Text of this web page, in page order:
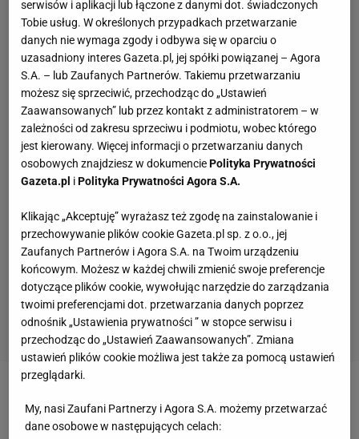
do Wisły Kraków. "Robiłbyś dżem z przeciwników"
serwisów i aplikacji lub łączone z danymi dot. świadczonych
Tobie usług. W określonych przypadkach przetwarzanie
danych nie wymaga zgody i odbywa się w oparciu o
uzasadniony interes Gazeta.pl, jej spółki powiązanej – Agora
S.A. – lub Zaufanych Partnerów. Takiemu przetwarzaniu
możesz się sprzeciwić, przechodząc do „Ustawień
Zaawansowanych” lub przez kontakt z administratorem – w
zależności od zakresu sprzeciwu i podmiotu, wobec którego
jest kierowany. Więcej informacji o przetwarzaniu danych
osobowych znajdziesz w dokumenciePolityka Prywatności
Gazeta.pl iPolityka Prywatności Agora S.A.
Klikając „Akceptuję” wyrażasz też zgodę na zainstalowanie i
przechowywanie plików cookie Gazeta.pl sp. z o.o., jej
Zaufanych Partnerów i Agora S.A. na Twoim urządzeniu
końcowym. Możesz w każdej chwili zmienić swoje preferencje
dotyczące plików cookie, wywołując narzędzie do zarządzania
twoimi preferencjami dot. przetwarzania danych poprzez
odnośnik „Ustawienia prywatności ” w stopce serwisu i
przechodząc do „Ustawień Zaawansowanych”. Zmiana
ustawień plików cookie możliwa jest także za pomocą ustawień
przeglądarki.
My, nasi Zaufani Partnerzy i Agora S.A. możemy przetwarzać
dane osobowe w następujących celach: